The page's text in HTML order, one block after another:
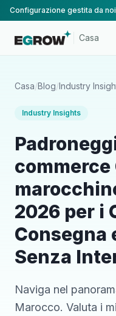
Casa
Casa/Blog/Industry
Industry Insights
commerce
2026 per i
Consegna
Senza
Naviga nel
Marocco. Valuta i